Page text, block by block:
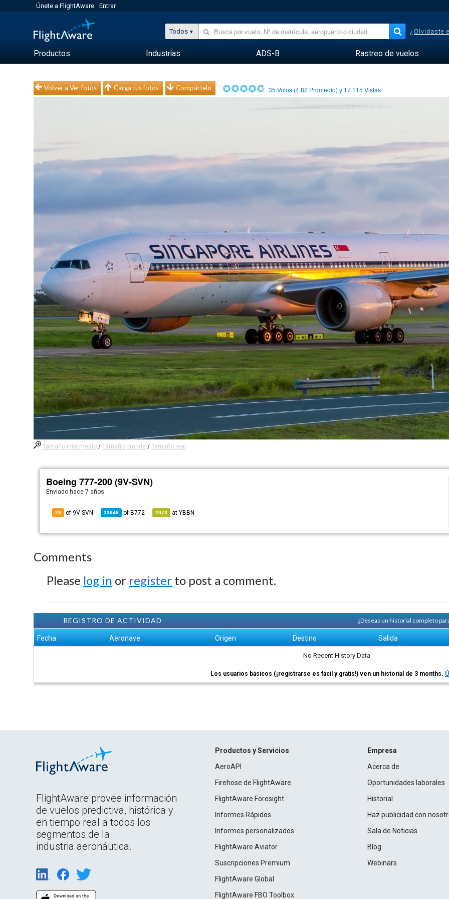
Únete a FlightAware Entrar
Todos ¿Olvidaste
Productos Industrias ADS-B Rastreo de vuelos
Volver a Ver fotos Carga tus fotos Compártelo 35 Votos (4.82 Promedio) y 17.115 Vistas
Tamaño intermedio /Tamaño grande /Tamaño real
Boeing 777-200 (9V-SVN)
Enviado hace 7 años
23 of 9V-SVN 33946 of B772 2073 atYBBN
Comments
Please log in or register to post a comment.
REGISTRO DE ACTIVIDAD ¿Deseas un historial completo
Fecha Aeronave Origen Destino Salida
No Recent History Data
Los usuarios básicos (¡registrarse es fácil y gratis!) ven un historial de 3 months.
FlightAware provee información
de vuelos predictiva, histórica y
en tiempo real a todos los
segmentos de la
industria aeronáutica.
Productos y Servicios
AeroAPI
Firehose de FlightAware
FlightAware Foresight
Informes Rápidos
Informes personalizados
FlightAware Aviator
Suscripciones Premium
FlightAware Global
FlightAware FBO Toolbox
Empresa
Acerca de
Oportunidades laborales
Historial
Haz publicidad con
Sala de Noticias
Blog
Webinars